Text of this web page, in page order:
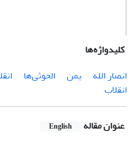
کلیدواژه‌ها
انصار الله
یمن الحوثی‌ها
انقلاب
عنوان مقاله English